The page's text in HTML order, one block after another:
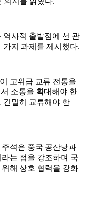
역사적 출발점에 선 관
지 과제를 제시했다.
고위급 교류 전통을
소통을 확대해야 한
긴밀히 교류해야 한
석은 중국 공산당과
는 점을 강조하며 국
해 상호 협력을 강화